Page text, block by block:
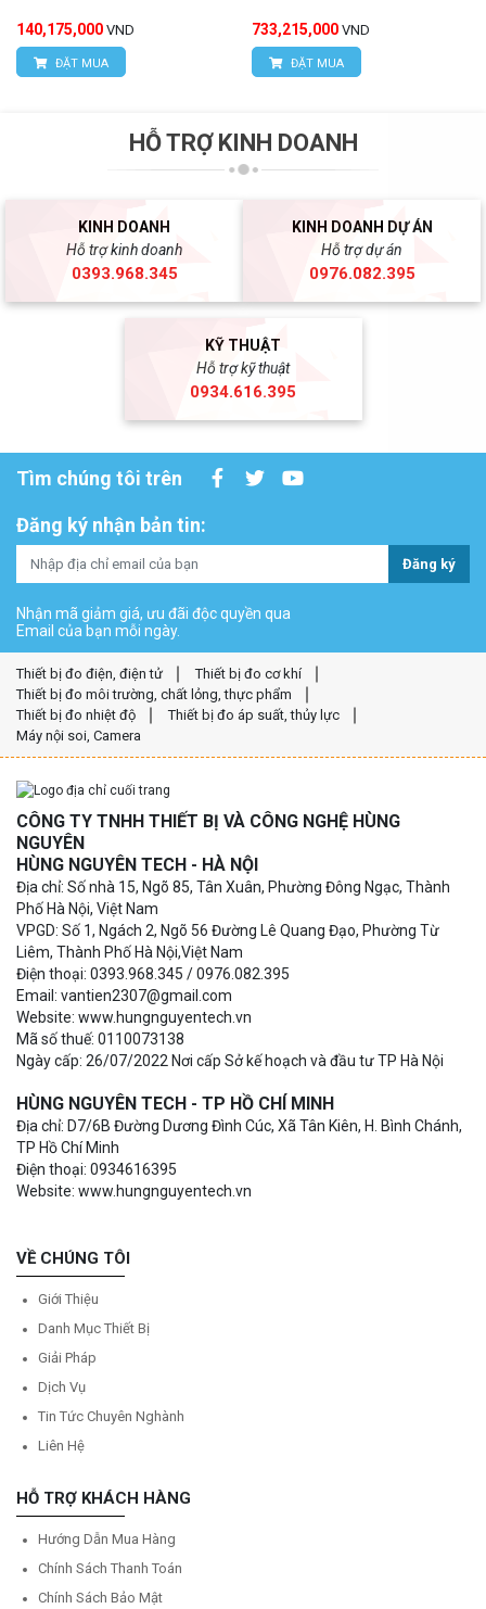
140,175,000 VND
ĐẶT MUA
733,215,000 VND
ĐẶT MUA
HỖ TRỢ KINH DOANH
KINH DOANH
Hỗ trợ kinh doanh
0393.968.345
KINH DOANH DỰ ÁN
Hỗ trợ dự án
0976.082.395
KỸ THUẬT
Hỗ trợ kỹ thuật
0934.616.395
Tìm chúng tôi trên
Đăng ký nhận bản tin:
Đăng ký
Nhận mã giảm giá, ưu đãi độc quyền qua
Email của bạn mỗi ngày.
Thiết bị đo điện, điện tử
Thiết bị đo cơ khí
Thiết bị đo môi trường, chất lỏng, thực phẩm
Thiết bị đo nhiệt độ
Thiết bị đo áp suất, thủy lực
Máy nội soi, Camera
CÔNG TY TNHH THIẾT BỊ VÀ CÔNG NGHỆ HÙNG
NGUYÊN
HÙNG NGUYÊN TECH - HÀ NỘI
Địa chỉ: Số nhà 15, Ngõ 85, Tân Xuân, Phường Đông Ngạc, Thành
Phố Hà Nội, Việt Nam
VPGD: Số 1, Ngách 2, Ngõ 56 Đường Lê Quang Đạo, Phường Từ
Liêm, Thành Phố Hà Nội,Việt Nam
Điện thoại: 0393.968.345 / 0976.082.395
Email: vantien2307@gmail.com
Website: www.hungnguyentech.vn
Mã số thuế: 0110073138
Ngày cấp: 26/07/2022 Nơi cấp Sở kế hoạch và đầu tư TP Hà Nội
HÙNG NGUYÊN TECH - TP HỒ CHÍ MINH
Địa chỉ: D7/6B Đường Dương Đình Cúc, Xã Tân Kiên, H. Bình Chánh,
TP Hồ Chí Minh
Điện thoại: 0934616395
Website: www.hungnguyentech.vn
VỀ CHÚNG TÔI
Giới Thiệu
Danh Mục Thiết Bị
Giải Pháp
Dịch Vụ
Tin Tức Chuyên Nghành
Liên Hệ
HỖ TRỢ KHÁCH HÀNG
Hướng Dẫn Mua Hàng
Chính Sách Thanh Toán
Chính Sách Bảo Mật